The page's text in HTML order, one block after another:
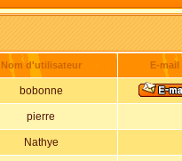
Nom d'utilisateur E-mail
bobonne
pierre
Nathye